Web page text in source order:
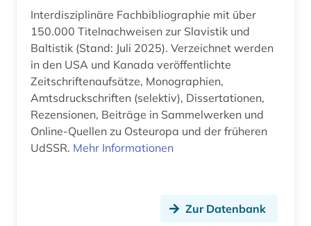
Interdisziplinäre Fachbibliographie mit über
150.000 Titelnachweisen zur Slavistik und
Baltistik (Stand: Juli 2025). Verzeichnet werden
in den USA und Kanada veröffentlichte
Zeitschriftenaufsätze, Monographien,
Amtsdruckschriften (selektiv), Dissertationen,
Rezensionen, Beiträge in Sammelwerken und
Online-Quellen zu Osteuropa und der früheren
UdSSR. Mehr Informationen
Zur Datenbank